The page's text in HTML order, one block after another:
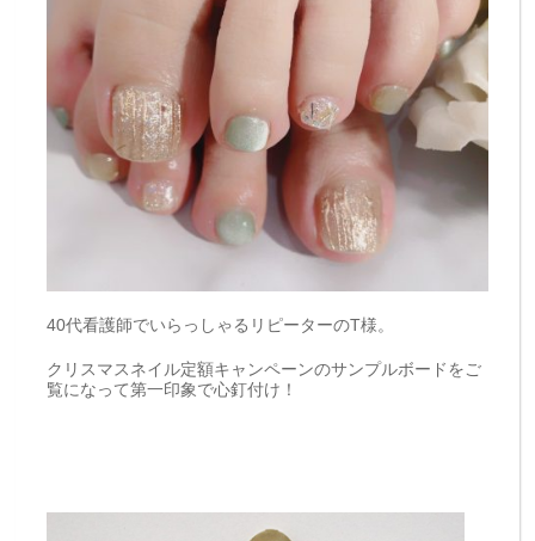
40代看護師でいらっしゃるリピーターのT様。
クリスマスネイル定額キャンペーンのサンプルボードをご
覧になって第一印象で心釘付け！